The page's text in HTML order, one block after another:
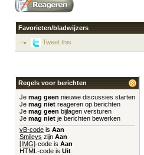
Favorieten/bladwijzers
Tweet this
Regels voor berichten
Je mag geen nieuwe discussies starten
Je mag niet reageren op berichten
Je mag geen bijlagen versturen
Je mag niet je berichten bewerken
vB-code is Aan
Smileys zijn Aan
[IMG]-code is Aan
HTML-code is Uit